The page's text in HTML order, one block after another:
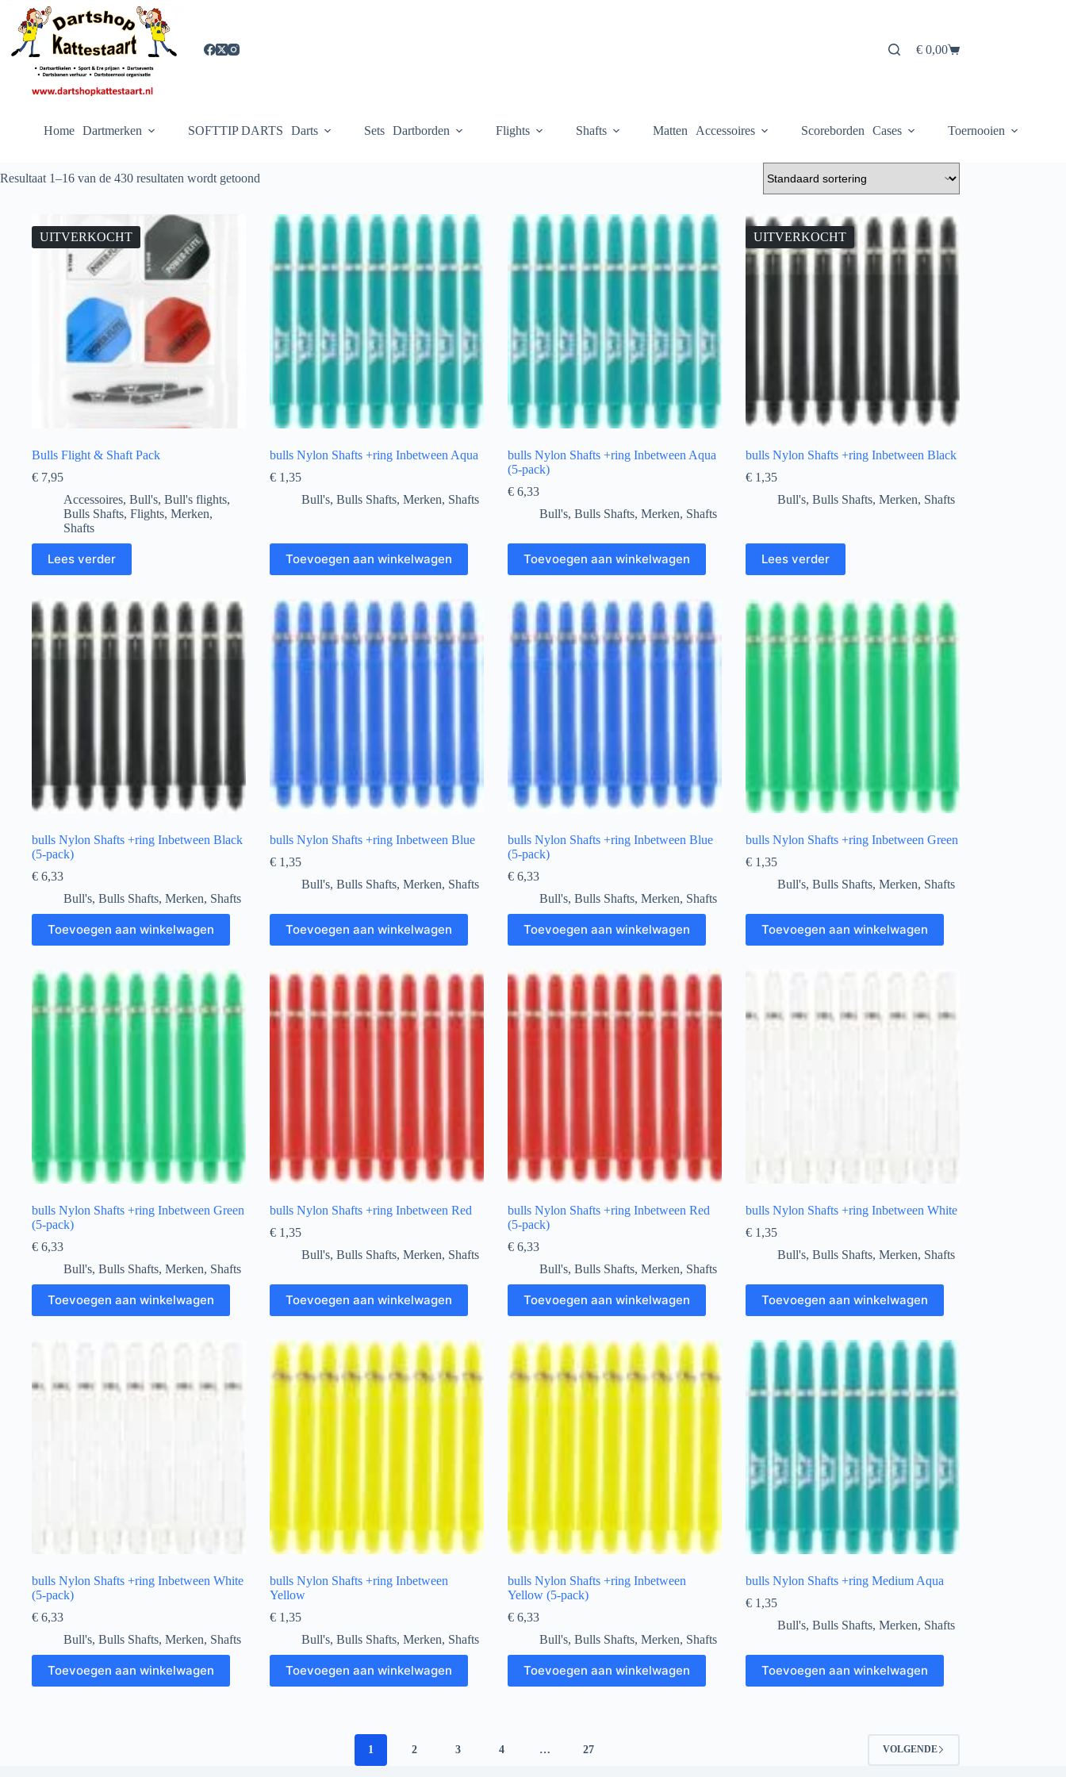
inhoud
Winkelwagen
€0,00
Home Dartmerken SOFTTIP DARTS Darts Sets Dartborden Flights Shafts Matten Accessoires Scoreborden Cases Toernooien
Resultaat 1–16 van de 430 resultaten wordt getoond
UITVERKOCHT
Bulls Flight & Shaft Pack
€ 7,95
Accessoires, Bull's, Bull's flights,
Bulls Shafts, Flights, Merken,
Shafts
Lees verder
bulls Nylon Shafts +ring Inbetween Aqua
€1,35
Bull's, Bulls Shafts, Merken, Shafts
Toevoegen aan winkelwagen
bulls Nylon Shafts +ring Inbetween Aqua
(5-pack)
€6,33
Bull's, Bulls Shafts, Merken, Shafts
Toevoegen aan winkelwagen
UITVERKOCHT
bulls Nylon Shafts +ring Inbetween Black
€1,35
Bull's, Bulls Shafts, Merken, Shafts
Lees verder
bulls Nylon Shafts +ring Inbetween Black
(5-pack)
€ 6,33
Bull's, Bulls Shafts, Merken, Shafts
Toevoegen aan winkelwagen
bulls Nylon Shafts +ring Inbetween Blue
€1,35
Bull's, Bulls Shafts, Merken, Shafts
Toevoegen aan winkelwagen
bulls Nylon Shafts +ring Inbetween Blue
(5-pack)
€6,33
Bull's, Bulls Shafts, Merken, Shafts
Toevoegen aan winkelwagen
bulls Nylon Shafts +ring Inbetween Green
€1,35
Bull's, Bulls Shafts, Merken, Shafts
Toevoegen aan winkelwagen
bulls Nylon Shafts +ring Inbetween Green
(5-pack)
€ 6,33
Bull's, Bulls Shafts, Merken, Shafts
Toevoegen aan winkelwagen
bulls Nylon Shafts +ring Inbetween Red
€1,35
Bull's, Bulls Shafts, Merken, Shafts
Toevoegen aan winkelwagen
bulls Nylon Shafts +ring Inbetween Red
(5-pack)
€6,33
Bull's, Bulls Shafts, Merken, Shafts
Toevoegen aan winkelwagen
bulls Nylon Shafts +ring Inbetween White
€1,35
Bull's, Bulls Shafts, Merken, Shafts
Toevoegen aan winkelwagen
bulls Nylon Shafts +ring Inbetween White
(5-pack)
€ 6,33
Bull's, Bulls Shafts, Merken, Shafts
Toevoegen aan winkelwagen
bulls Nylon Shafts +ring Inbetween
Yellow
€1,35
Bull's, Bulls Shafts, Merken, Shafts
Toevoegen aan winkelwagen
bulls Nylon Shafts +ring Inbetween
Yellow (5-pack)
€6,33
Bull's, Bulls Shafts, Merken, Shafts
Toevoegen aan winkelwagen
bulls Nylon Shafts +ring Medium Aqua
€1,35
Bull's, Bulls Shafts, Merken, Shafts
Toevoegen aan winkelwagen
1 2 3 4 … 27 VOLGENDE